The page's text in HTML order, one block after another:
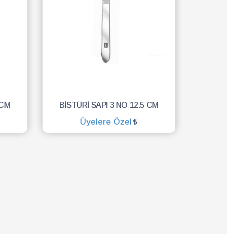
BİSTÜRİ SAPI 3 NO 12.5 CM
Üyelere Özel